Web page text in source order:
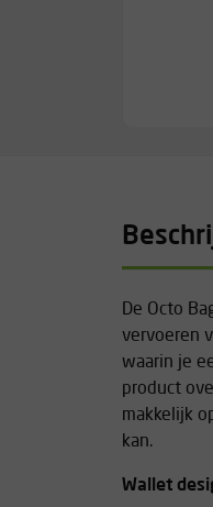
De Octo
vervoeren
waarin je
product
makkelijk
kan.
Wallet